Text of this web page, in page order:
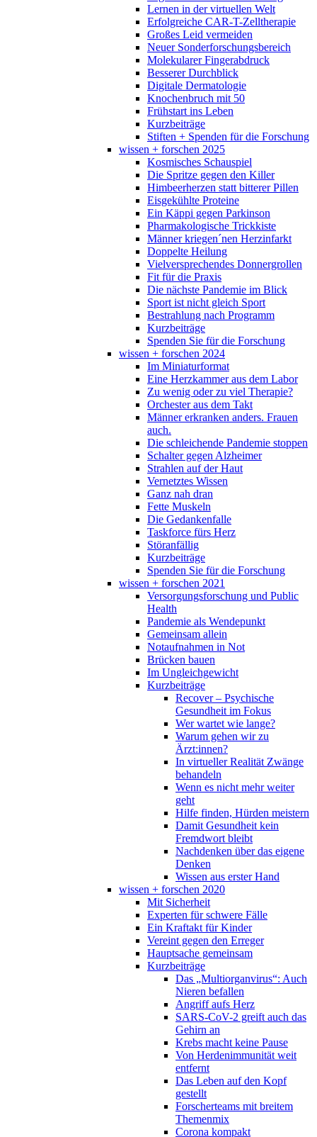
Lernen in der virtuellen Welt
Erfolgreiche CAR-T-Zelltherapie
Großes Leid vermeiden
Neuer Sonderforschungsbereich
Molekularer Fingerabdruck
Besserer Durchblick
Digitale Dermatologie
Knochenbruch mit 50
Frühstart ins Leben
Kurzbeiträge
Stiften + Spenden für die Forschung
wissen + forschen 2025
Kosmisches Schauspiel
Die Spritze gegen den Killer
Himbeerherzen statt bitterer Pillen
Eisgekühlte Proteine
Ein Käppi gegen Parkinson
Pharmakologische Trickkiste
Männer kriegen´nen Herzinfarkt
Doppelte Heilung
Vielversprechendes Donnergrollen
Fit für die Praxis
Die nächste Pandemie im Blick
Sport ist nicht gleich Sport
Bestrahlung nach Programm
Kurzbeiträge
Spenden Sie für die Forschung
wissen + forschen 2024
Im Miniaturformat
Eine Herzkammer aus dem Labor
Zu wenig oder zu viel Therapie?
Orchester aus dem Takt
Männer erkranken anders. Frauen
auch.
Die schleichende Pandemie stoppen
Schalter gegen Alzheimer
Strahlen auf der Haut
Vernetztes Wissen
Ganz nah dran
Fette Muskeln
Die Gedankenfalle
Taskforce fürs Herz
Störanfällig
Kurzbeiträge
Spenden Sie für die Forschung
wissen + forschen 2021
Versorgungsforschung und Public
Health
Pandemie als Wendepunkt
Gemeinsam allein
Notaufnahmen in Not
Brücken bauen
Im Ungleichgewicht
Kurzbeiträge
Recover – Psychische
Gesundheit im Fokus
Wer wartet wie lange?
Warum gehen wir zu
Ärzt:innen?
In virtueller Realität Zwänge
behandeln
Wenn es nicht mehr weiter
geht
Hilfe finden, Hürden meistern
Damit Gesundheit kein
Fremdwort bleibt
Nachdenken über das eigene
Denken
Wissen aus erster Hand
wissen + forschen 2020
Mit Sicherheit
Experten für schwere Fälle
Ein Kraftakt für Kinder
Vereint gegen den Erreger
Hauptsache gemeinsam
Kurzbeiträge
Das „Multiorganvirus“: Auch
Nieren befallen
Angriff aufs Herz
SARS-CoV-2 greift auch das
Gehirn an
Krebs macht keine Pause
Von Herdenimmunität weit
entfernt
Das Leben auf den Kopf
gestellt
Forscherteams mit breitem
Themenmix
Corona kompakt